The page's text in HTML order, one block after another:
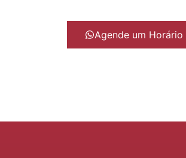
Agende um Horário